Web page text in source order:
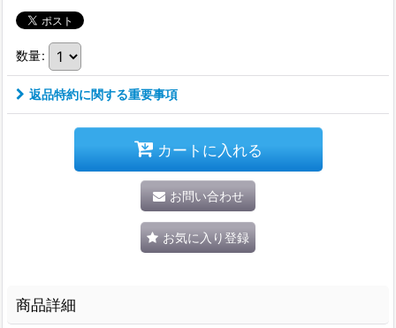
数量:
返品特約に関する重要事項
カートに入れる
お問い合わせ
お気に入り登録
商品詳細